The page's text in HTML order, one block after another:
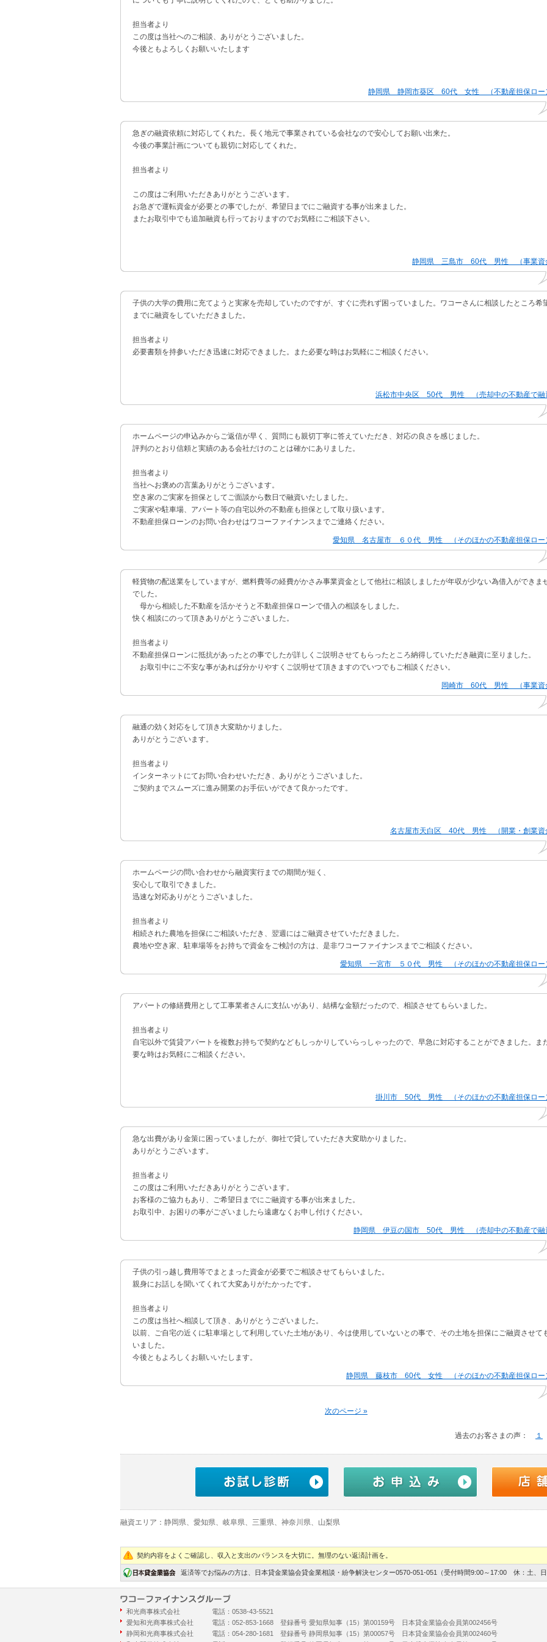
担当者より
この度は当社へのご相談、ありがとうございました。
今後ともよろしくお願いいたします
静岡県 静岡市葵区 60代 女性 （不動産担保ロー
急ぎの融資依頼に対応してくれた。長く地元で事業されている会社なので安心してお願い出来た。
今後の事業計画についても親切に対応してくれた。
担当者より
この度はご利用いただきありがとうございます。
お急ぎで運転資金が必要との事でしたが、希望日までにご融資する事が出来ました。
またお取引中でも追加融資も行っておりますのでお気軽にご相談下さい。
静岡県 三島市 60代 男性 （事業資
子供の大学の費用に充てようと実家を売却していたのですが、すぐに売れず困っていました。ワコーさんに相談したところ希
までに融資をしていただきました。
担当者より
必要書類を持参いただき迅速に対応できました。また必要な時はお気軽にご相談ください。
浜松市中央区 50代 男性 （売却中の不動産で融
ホームページの申込みからご返信が早く、質問にも親切丁寧に答えていただき、対応の良さを感じました。
評判のとおり信頼と実績のある会社だけのことは確かにありました。
担当者より
当社へお褒めの言葉ありがとうございます。
空き家のご実家を担保としてご面談から数日で融資いたしました。
ご実家や駐車場、アパート等の自宅以外の不動産も担保として取り扱います。
不動産担保ローンのお問い合わせはワコーファイナンスまでご連絡ください。
愛知県 名古屋市 ６０代 男性 （そのほかの不動産担保ロー
軽貨物の配送業をしていますが、燃料費等の経費がかさみ事業資金として他社に相談しましたが年収が少ない為借入ができま
でした。
母から相続した不動産を活かそうと不動産担保ローンで借入の相談をしました。
快く相談にのって頂きありがとうございました。
担当者より
不動産担保ローンに抵抗があったとの事でしたが詳しくご説明させてもらったところ納得していただき融資に至りました。
お取引中にご不安な事があれば分かりやすくご説明せて頂きますのでいつでもご相談ください。
岡崎市 60代 男性 （事業資
融通の効く対応をして頂き大変助かりました。
ありがとうございます。
担当者より
インターネットにてお問い合わせいただき、ありがとうございました。
ご契約までスムーズに進み開業のお手伝いができて良かったです。
名古屋市天白区 40代 男性 （開業・創業資
ホームページの問い合わせから融資実行までの期間が短く、
安心して取引できました。
迅速な対応ありがとうございました。
担当者より
相続された農地を担保にご相談いただき、翌週にはご融資させていただきました。
農地や空き家、駐車場等をお持ちで資金をご検討の方は、是非ワコーファイナンスまでご相談ください。
愛知県 一宮市 ５０代 男性 （そのほかの不動産担保ロー
アパートの修繕費用として工事業者さんに支払いがあり、結構な金額だったので、相談させてもらいました。
担当者より
自宅以外で賃貸アパートを複数お持ちで契約などもしっかりしていらっしゃったので、早急に対応することができました。ま
要な時はお気軽にご相談ください。
掛川市 50代 男性 （そのほかの不動産担保ロー
急な出費があり金策に困っていましたが、御社で貸していただき大変助かりました。
ありがとうございます。
担当者より
この度はご利用いただきありがとうございます。
お客様のご協力もあり、ご希望日までにご融資する事が出来ました。
お取引中、お困りの事がございましたら遠慮なくお申し付けください。
静岡県 伊豆の国市 50代 男性 （売却中の不動産で融
子供の引っ越し費用等でまとまった資金が必要でご相談させてもらいました。
親身にお話しを聞いてくれて大変ありがたかったです。
担当者より
この度は当社へ相談して頂き、ありがとうございました。
以前、ご自宅の近くに駐車場として利用していた土地があり、今は使用していないとの事で、その土地を担保にご融資させて
いました。
今後ともよろしくお願いいたします。
静岡県 藤枝市 60代 女性 （そのほかの不動産担保ロー
次のページ »
過去のお客さまの声： １
融資エリア：静岡県、愛知県、岐阜県、三重県、神奈川県、山梨県
契約内容をよくご確認し、収入と支出のバランスを大切に。無理のない返済計画を。
返済等でお悩みの方は、日本貸金業協会貸金業相談・紛争解決センター0570-051-051（受付時間9:00～17:00 休：土、日
和光商事株式会社
電話：0538-43-5521
愛知和光商事株式会社
電話：052-853-1668 登録番号 愛知県知事（ 15）第00159号 日本貸金業協会会員第002456号
静岡和光商事株式会社
電話：054-280-1681 登録番号 静岡県知事（ 15）第00057号 日本貸金業協会会員第002460号